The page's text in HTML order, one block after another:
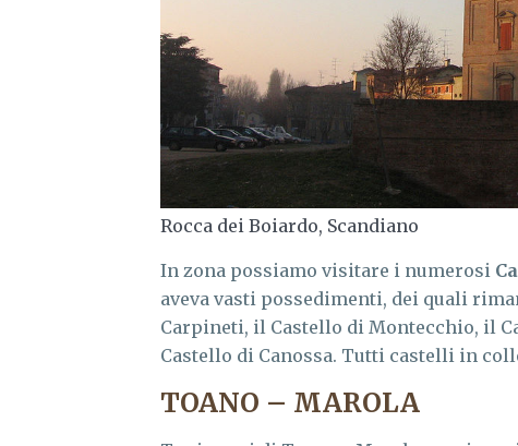
Rocca dei Boiardo, Scandiano
In zona possiamo visitare i numerosi
aveva vasti possedimenti, dei quali
Carpineti, il Castello di Montecchio, il
Castello di Canossa. Tutti castelli in
TOANO – MAROLA